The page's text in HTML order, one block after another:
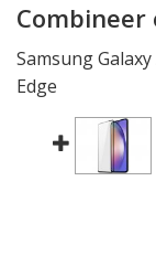
Combineer
Samsung
Edge